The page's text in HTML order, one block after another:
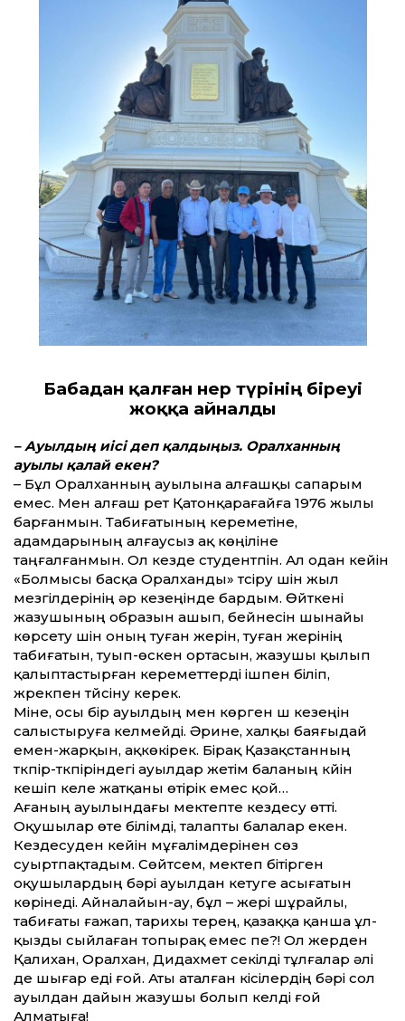
Бабадан қалған өнер түрінің біреуі
жоққа айналды
– Ауылдың иісі деп қалдыңыз. Оралханның
ауылы қалай екен?
– Бұл Оралханның ауылына алғашқы сапарым
емес. Мен алғаш рет Қатонқарағайға 1976 жылы
барғанмын. Табиғатының кереметіне,
адамдарының алғаусыз ақ көңіліне
таңғалғанмын. Ол кезде студентпін. Ал одан кейін
«Болмысы басқа Оралханды» түсіру үшін жыл
мезгілдерінің әр кезеңінде бардым. Өйткені
жазушының образын ашып, бейнесін шынайы
көрсету үшін оның туған жерін, туған жерінің
табиғатын, туып-өскен ортасын, жазушы қылып
қалыптастырған керемет­терді ішпен біліп,
жүрекпен түйсіну керек.
Міне, осы бір ауылдың мен көрген үш кезеңін
салыстыруға келмейді. Әрине, халқы баяғыдай
емен-жарқын, ақкөкірек. Бірақ Қазақстанның
түкпір-түкпіріндегі ауылдар жетім баланың күйін
кешіп келе жатқаны өтірік емес қой…
Ағаның ауылындағы мектепте кез­десу өт­ті.
Оқушылар өте білімді, талапты балалар екен.
Кездесуден кейін мұғалімдерінен сөз
суыртпақтадым. Сөйтсем, мектеп бітірген
оқушылардың бәрі ауылдан кетуге асығатын
көрінеді. Айналайын-ау, бұл – жері шұрайлы,
табиғаты ғажап, тарихы терең, қазаққа қанша ұл-
қызды сыйлаған топырақ емес пе?! Ол жерден
Қалихан, Оралхан, Дидахмет секілді тұлғалар әлі
де шығар еді ғой. Аты аталған кісілердің бәрі сол
ауылдан дайын жазушы болып келді ғой
Алматыға!